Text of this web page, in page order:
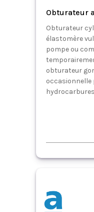
Obturateur
Obturateur
élastomère
pompe ou
obturateur
occasionnelle